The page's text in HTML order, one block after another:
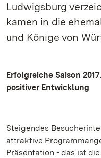
Ludwigsburg
kamen in die
und Könige von
Erfolgreiche Saison
positiver Entwicklung
Steigendes
attraktive
Präsentation - das ist